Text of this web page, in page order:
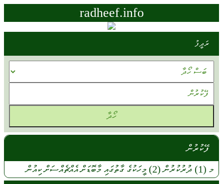
radheef.info
ރަދީފު
ފޭކުރުން
މ (1) ދުރުކުރުން(2) މީހަކުގެގާތުގައިމާބޮޑަށްއެއްޗެއްސަށްކިއުން